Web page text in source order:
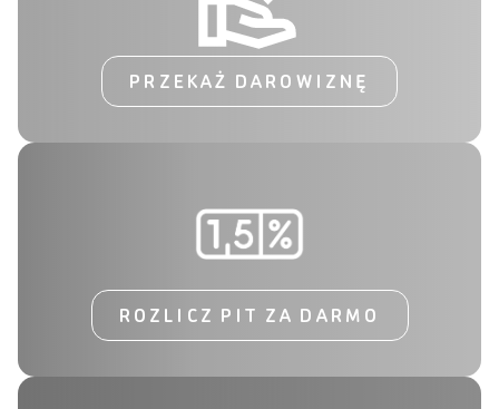
PRZEKAŻ DAROWIZNĘ
ROZLICZ PIT ZA DARMO